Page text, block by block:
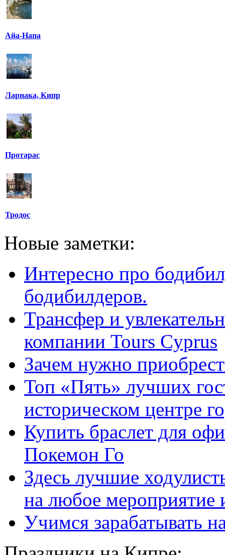
Айа-Напа
Ларнака, Кипр
Протарас
Тродос
Новые заметки:
Интересно про
бодибилдеров.
Трансфер и
компании Tours Cyprus
Зачем нужно
Топ «Пять» лучших
историческом центре
Купить браслет для
Покемон Го
Здесь лучшие
на любое мероприятие
Учимся зарабатывать